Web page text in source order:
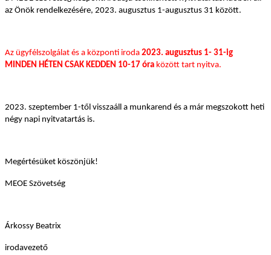
az Önök rendelkezésére, 2023. augusztus 1-augusztus 31 között.
Az ügyfélszolgálat és a központi iroda 2023. augusztus 1- 31-ig
MINDEN HÉTEN CSAK KEDDEN 10-17 óra között tart nyitva.
2023. szeptember 1-től visszaáll a munkarend és a már megszokott heti
négy napi nyitvatartás is.
Megértésüket köszönjük!
MEOE Szövetség
Árkossy Beatrix
irodavezető